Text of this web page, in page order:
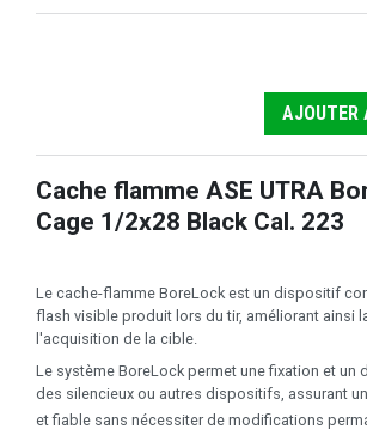
AJOUTER
Cache flamme ASE UTRA
Cage 1/2x28 Black Cal. 223
Le cache-flamme BoreLock est un dispositif
flash visible produit lors du tir, améliorant ainsi
l'acquisition de la cible.
Le système BoreLock permet une fixation et un
des silencieux ou autres dispositifs, assurant
et fiable sans nécessiter de modifications